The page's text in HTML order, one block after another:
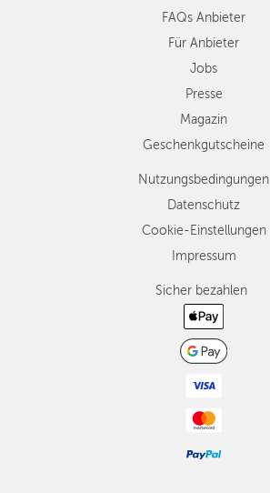
FAQs Anbieter
Für Anbieter
Jobs
Presse
Magazin
Geschenkgutscheine
Nutzungsbedingungen
Datenschutz
Cookie-Einstellungen
Impressum
Sicher bezahlen